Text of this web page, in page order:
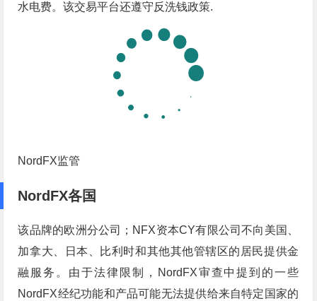
水电费。该交易平台还遵守反洗钱政策.
NordFX监管
NordFX各国
该品牌的欧洲分公司；NFX资本CY有限公司不向美国、
加拿大、日本、比利时和其他其他管辖区的居民提供金
融服务。由于法律限制，NordFX审查中提到的一些
NordFX经纪功能和产品可能无法提供给来自特定国家的